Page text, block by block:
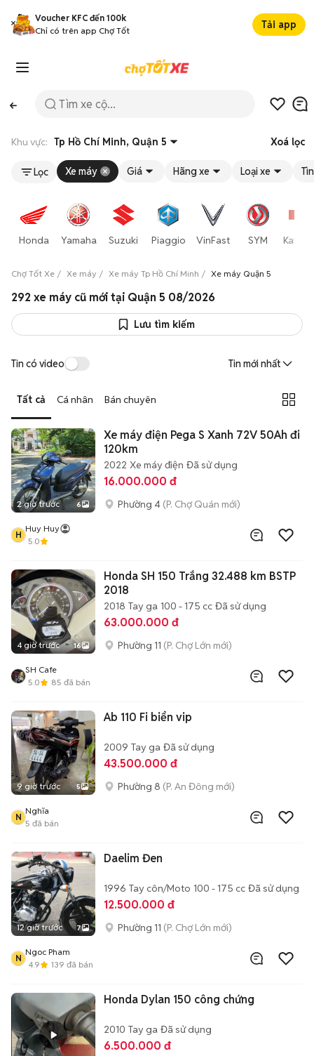
Voucher KFC đến 100k
Chỉ có trên app Chợ Tốt
Tải app
Khu vực: Tp Hồ Chí Minh, Quận 5 Xoá lọc
Lọc Xe máy Giá Hãng xe Loại xe
Honda Yamaha Suzuki Piaggio VinFast SYM
Chợ Tốt Xe Xe máy Xe máy Tp Hồ Chí Minh Xe máy Quận 5
292 xe máy cũ mới tại Quận 5 08/2026
Lưu tìm kiếm
Tin có video Tin mới nhất
Tất cả Cá nhân Bán chuyên
2 giờ trước 6
Xe máy điện Pega S Xanh 72V 50Ah đi
120km
2022 Xe máy điện Đã sử dụng
16.000.000 đ
Phường 4 (P. Chợ Quán mới)
H
Huy Huy
5.0
4 giờ trước 16
Honda SH 150 Trắng 32.488 km BSTP
2018
2018 Tay ga 100 - 175 cc Đã sử dụng
63.000.000 đ
Phường 11 (P. Chợ Lớn mới)
SH Cafe
5.0
85 đã bán
9 giờ trước 5
Ab 110 Fi biển vip
2009 Tay ga Đã sử dụng
43.500.000 đ
Phường 8 (P. An Đông mới)
N
Nghĩa
5 đã bán
12 giờ trước 7
Daelim Đen
1996 Tay côn/Moto 100 - 175 cc Đã sử dụng
12.500.000 đ
Phường 11 (P. Chợ Lớn mới)
N
Ngoc Pham
4.9
139 đã bán
Honda Dylan 150 công chứng
2010 Tay ga Đã sử dụng
6.500.000 đ